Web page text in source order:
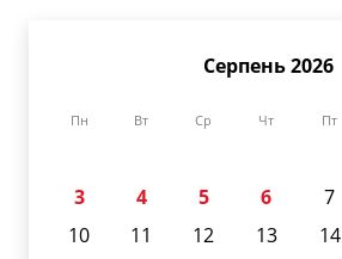
Серпень 2026
Пн Вт Ср Чт Пт
3
4 5 6 7
10
11 12 13 14